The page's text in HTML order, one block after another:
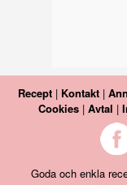
Recept | Kontakt |
Cookies| Avtal |
Goda och enkla